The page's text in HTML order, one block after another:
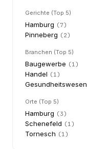
Gerichte (Top 5)
Hamburg (7)
Pinneberg (2)
Branchen (Top 5)
Baugewerbe (1)
Handel (1)
Gesundheitswesen
Orte (Top 5)
Hamburg (3)
Schenefeld (1)
Tornesch (1)